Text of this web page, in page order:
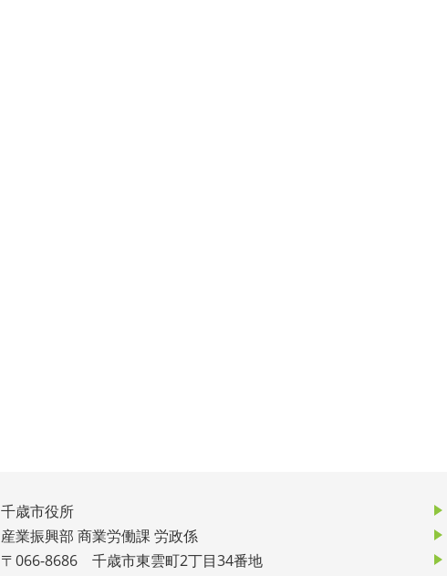
千歳市役所
産業振興部 商業労働課 労政係
〒066-8686 千歳市東雲町2丁目34番地